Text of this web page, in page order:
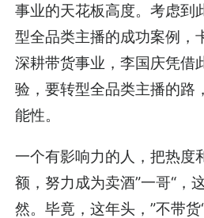
事业的天花板高度。考虑到
型全品类主播的成功案例，
深耕带货事业，李国庆凭借
验，要转型全品类主播的路
能性。
一个有影响力的人，把热度
额，努力成为卖酒”一哥“，
然。毕竟，这年头，”不带